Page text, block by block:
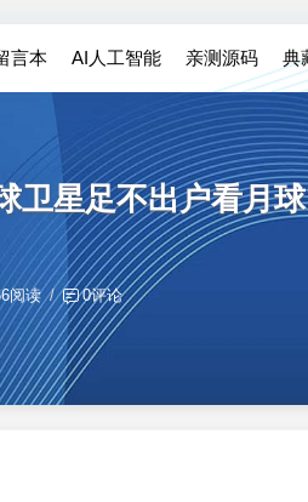
言本 AI人工智能 亲测源码 典
星足不出户看月
阅读 0评论